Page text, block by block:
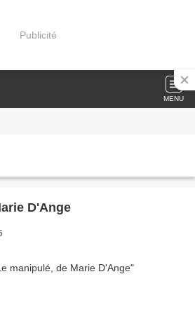
Publicité
MENU
D'Ange